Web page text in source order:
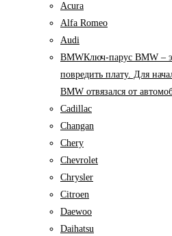
Acura
Alfa Romeo
Audi
BMWКлюч-парус BMW –
повредить плату. Для
BMW отвязался от
Cadillac
Changan
Chery
Chevrolet
Chrysler
Citroen
Daewoo
Daihatsu